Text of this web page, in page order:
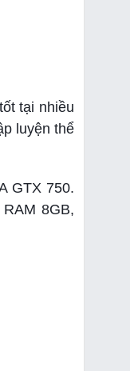
tại nhiều
luyện thể
GTX 750.
8GB,